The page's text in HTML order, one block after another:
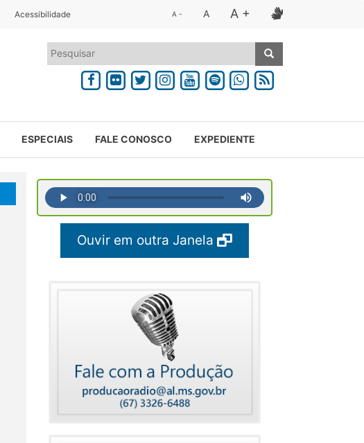
Acessibilidade A - A A +
ESPECIAIS FALE CONOSCO EXPEDIENTE
Ouvir em outra Janela